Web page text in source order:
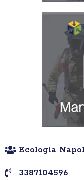
Ecologia
3387104596